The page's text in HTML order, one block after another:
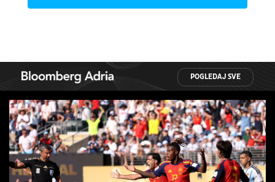
POGLEDAJ SVE